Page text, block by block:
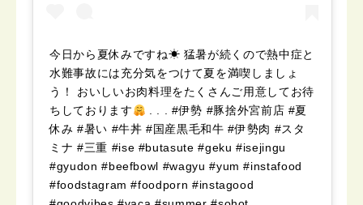
今日から夏休みですね☀︎ 猛暑が続くので熱中症と
水難事故には充分気をつけて夏を満喫しましょ
う！ おいしいお肉料理をたくさんご用意してお待
ちしております
. . . #伊勢 #豚捨外宮前店 #夏
休み #暑い #牛丼 #国産黒毛和牛 #伊勢肉 #スタ
ミナ #三重 #ise #butasute #geku #isejingu
#gyudon #beefbowl #wagyu #yum #instafood
#foodstagram #foodporn #instagood